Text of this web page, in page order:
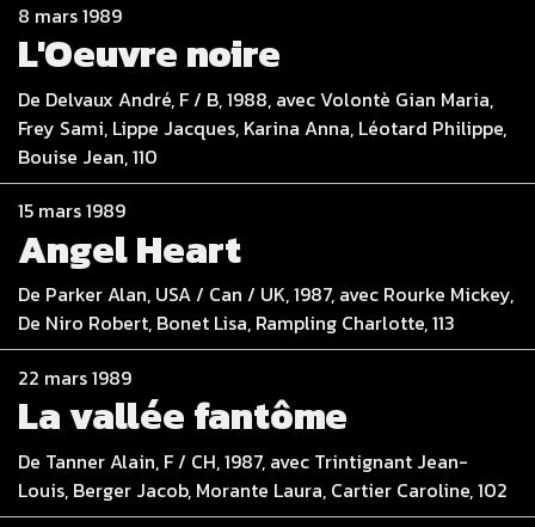
8 mars 1989
L'Oeuvre noire
De Delvaux André, F / B, 1988, avec Volontè Gian Maria,
Frey Sami, Lippe Jacques, Karina Anna, Léotard Philippe,
Bouise Jean, 110
15 mars 1989
Angel Heart
De Parker Alan, USA / Can / UK, 1987, avec Rourke Mickey,
De Niro Robert, Bonet Lisa, Rampling Charlotte, 113
22 mars 1989
La vallée fantôme
De Tanner Alain, F / CH, 1987, avec Trintignant Jean-
Louis, Berger Jacob, Morante Laura, Cartier Caroline, 102